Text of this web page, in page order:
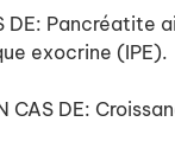
DE:
exocrine (IPE).
CAS DE: